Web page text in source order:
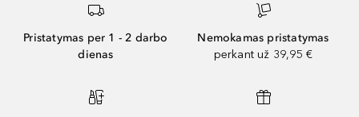
Pristatymas per 1 - 2 darbo
dienas
Nemokamas pristatymas
perkant už 39,95 €